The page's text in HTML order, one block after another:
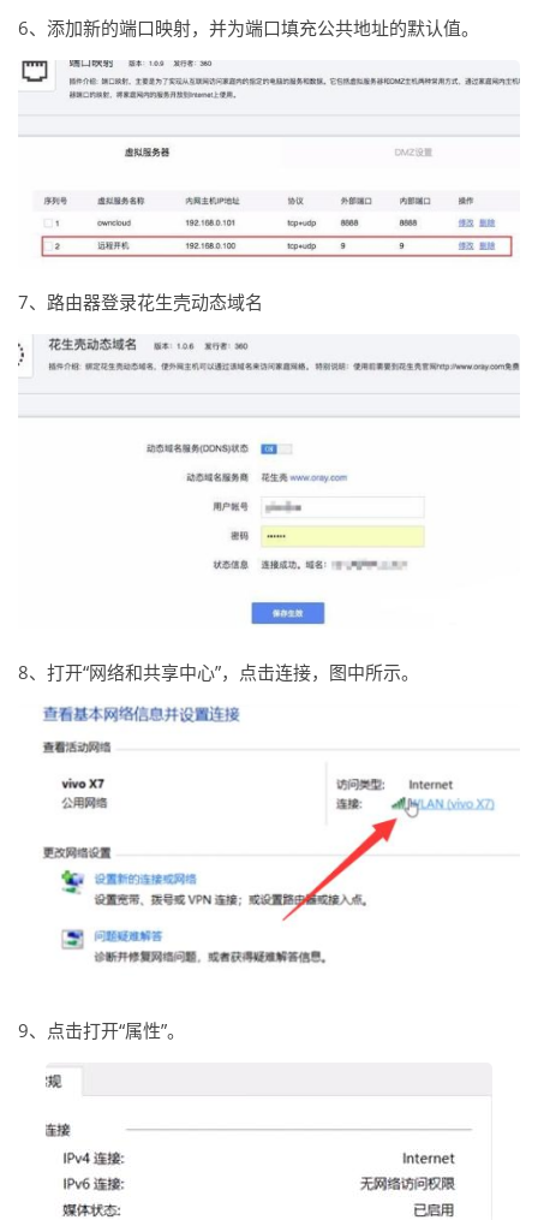
6、添加新的端口映射，并为端口填充公共地址的默认值。
7、路由器登录花生壳动态域名
8、打开“网络和共享中心”，点击连接，图中所示。
9、点击打开“属性”。